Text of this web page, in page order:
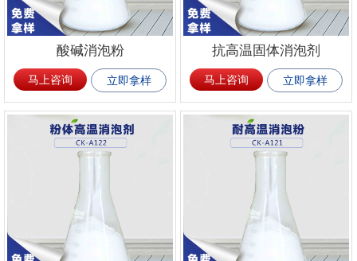
酸碱消泡粉
马上咨询 立即拿样
抗高温固体消泡剂
马上咨询 立即拿样